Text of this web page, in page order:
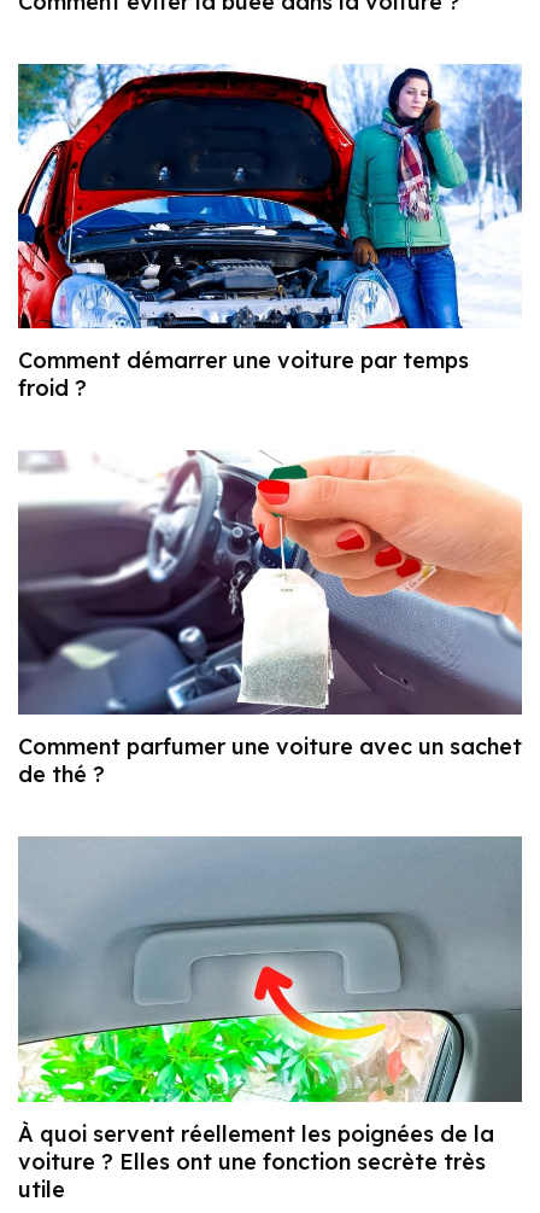
Comment démarrer une voiture par temps
froid ?
Comment parfumer une voiture avec un sachet
de thé ?
À quoi servent réellement les poignées de la
voiture ? Elles ont une fonction secrète très
utile